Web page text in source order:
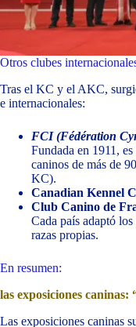
Otros clubes
Tras el KC y el AKC,
e internacionales:
FCI (Fédération
Fundada en 1911,
caninos de más de
KC).
Canadian Kennel
Club Canino de
Cada país adaptó
razas propias.
En resumen:
las exposiciones
Las exposiciones caninas